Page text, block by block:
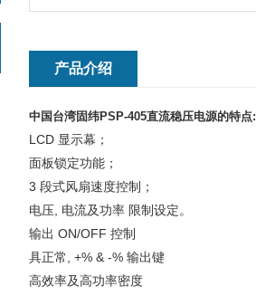
产品介绍
中国台湾固纬PSP-405直流稳压电源的特点:
LCD 显示幕；
面板锁定功能；
3 段式风扇速度控制；
电压, 电流及功率 限制设定。
输出 ON/OFF 控制
具正常, +% & -% 输出键
高效率及高功率密度